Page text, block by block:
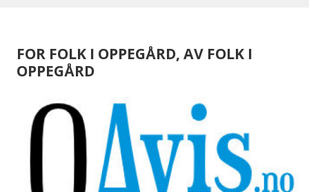
FOR FOLK I OPPEGÅRD, AV FOLK I
OPPEGÅRD